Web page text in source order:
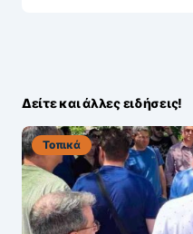
Δείτε και άλλες ειδήσεις!
Τοπικά